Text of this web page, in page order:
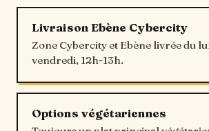
Livraison Ebène Cybercity
Zone Cybercity et Ebène livrée du
vendredi, 12h-13h.
Options végétariennes